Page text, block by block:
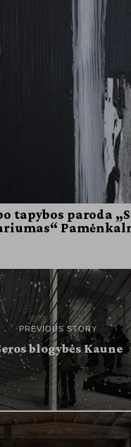
tapybos paroda
PREVIOUS STORY
blogybės Kaune